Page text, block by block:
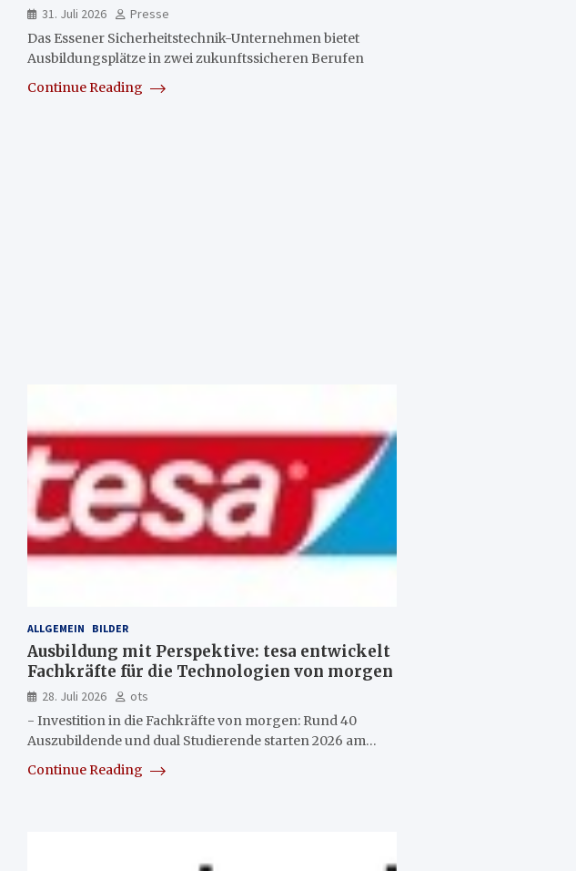
31. Juli 2026
Presse
Das Essener Sicherheitstechnik-Unternehmen bietet
Ausbildungsplätze in zwei zukunftssicheren Berufen
Continue Reading
ALLGEMEIN BILDER
Ausbildung mit Perspektive: tesa entwickelt
Fachkräfte für die Technologien von morgen
28. Juli 2026
ots
- Investition in die Fachkräfte von morgen: Rund 40
Auszubildende und dual Studierende starten 2026 am…
Continue Reading